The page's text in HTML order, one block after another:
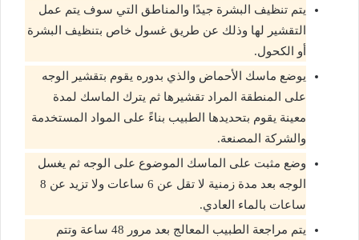
يتم تنظيف البشرة جيدًا والمناطق التي سوف يتم عمل
التقشير لها وذلك عن طريق غسول خاص بتنظيف البشرة
أو الكحول.
يوضع ماسك الأحماض والذي بدوره يقوم بتقشير الوجه
على المنطقة المراد تقشيرها ثم يترك الماسك لمدة
معينة يقوم بتحديدها الطبيب بناءً على المواد المستخدمة
والشركة المصنعة.
وضع مثبت على الماسك الموضوع على الوجه ثم يغسل
الوجه بعد مدة زمنية لا تقل عن 6 ساعات ولا تزيد عن 8
ساعات بالماء العادي.
يتم مراجعة الطبيب المعالج بعد مرور 48 ساعة وتتم